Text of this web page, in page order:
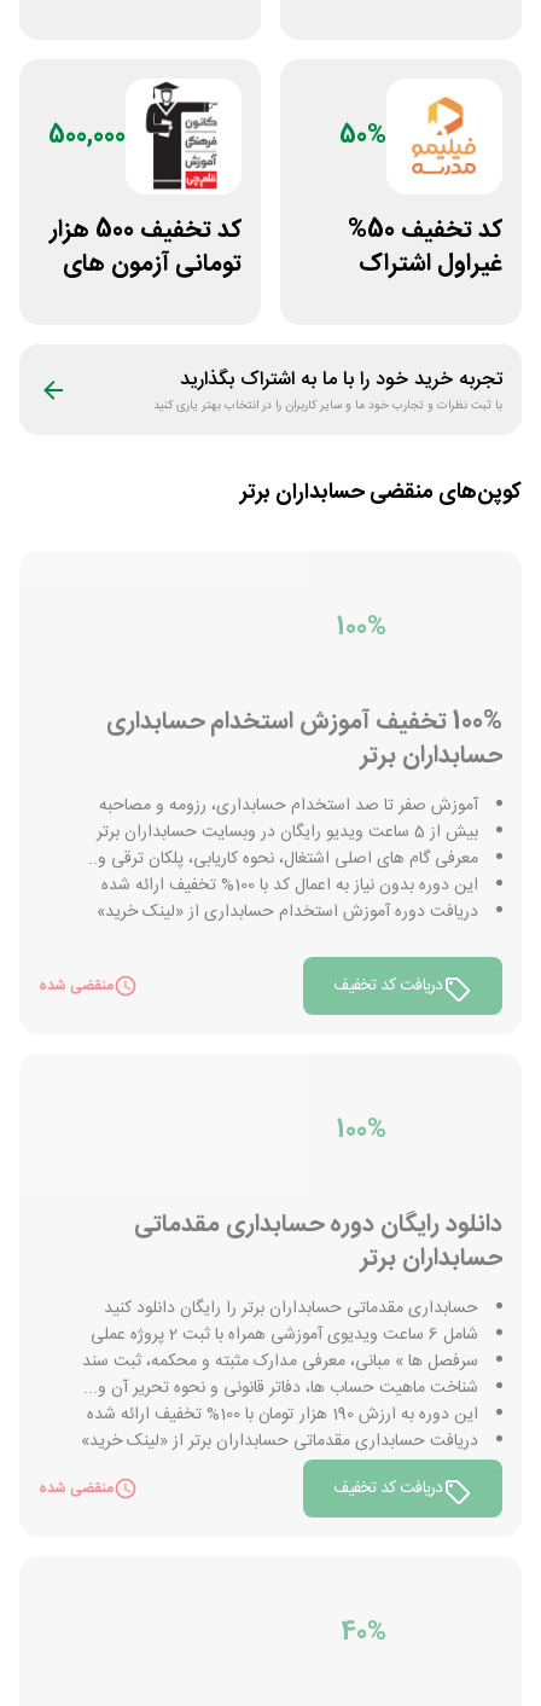
50%
کد تخفیف 50%
غیراول اشتراک
500,000
کد تخفیف 500 هزار
تومانی آزمون های
تجربه خرید خود را با ما به اشتراک بگذارید
با ثبت نظرات و تجارب خود ما و سایر کاربران را در انتخاب بهتر یاری کنید
کوپن‌های منقضیحسابداران برتر
100%
100% تخفیف آموزش استخدام حسابداری
حسابداران برتر
آموزش صفر تا صد استخدام حسابداری، رزومه و مصاحبه
بیش از 5 ساعت ویدیو رایگان در وبسایت حسابداران برتر
معرفی گام های اصلی اشتغال، نحوه کاریابی، پلکان ترقی و..
این دوره بدون نیاز به اعمال کد با 100% تخفیف ارائه شده
دریافت دوره آموزش استخدام حسابداری از «لینک خرید»
دریافت کد تخفیف منقضی شده
100%
دانلود رایگان دوره حسابداری مقدماتی
حسابداران برتر
حسابداری مقدماتی حسابداران برتر را رایگان دانلود کنید
شامل 6 ساعت ویدیوی آموزشی همراه با ثبت 2 پروژه عملی
سرفصل ها » مبانی، معرفی مدارک مثبته و محکمه، ثبت سند
شناخت ماهیت حساب ها، دفاتر قانونی و نحوه تحریر آن و...
این دوره به ارزش 190 هزار تومان با 100% تخفیف ارائه شده
دریافت حسابداری مقدماتی حسابداران برتر از «لینک خرید»
دریافت کد تخفیف
منقضی شده
40%